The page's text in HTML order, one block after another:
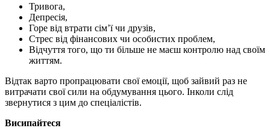
Тривога,
Депресія,
Горе від втрати сім’ї чи друзів,
Стрес від фінансових чи особистих проблем,
Відчуття того, що ти більше не маєш контролю над своїм
життям.
Відтак варто пропрацювати свої емоції, щоб зайвий раз не
витрачати свої сили на обдумування цього. Інколи слід
звернутися з цим до спеціалістів.
Висипайтеся